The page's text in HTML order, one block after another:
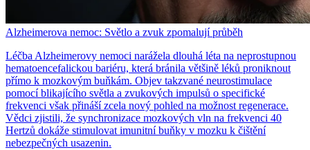
Alzheimerova nemoc: Světlo a zvuk zpomalují průběh
Léčba Alzheimerovy nemoci narážela dlouhá léta na neprostupnou
hematoencefalickou bariéru, která bránila většině léků proniknout
přímo k mozkovým buňkám. Objev takzvané neurostimulace
pomocí blikajícího světla a zvukových impulsů o specifické
frekvenci však přináší zcela nový pohled na možnost regenerace.
Vědci zjistili, že synchronizace mozkových vln na frekvenci 40
Hertzů dokáže stimulovat imunitní buňky v mozku k čištění
nebezpečných usazenin.